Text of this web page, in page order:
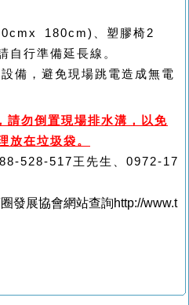
180cm)、塑膠椅2
自行準備延長線。
備，避免現場跳電造成無電
請勿倒置現場排水溝，以免
放在垃圾袋。
528-517王先生、0972-17
發展協會網站查詢http://www.t